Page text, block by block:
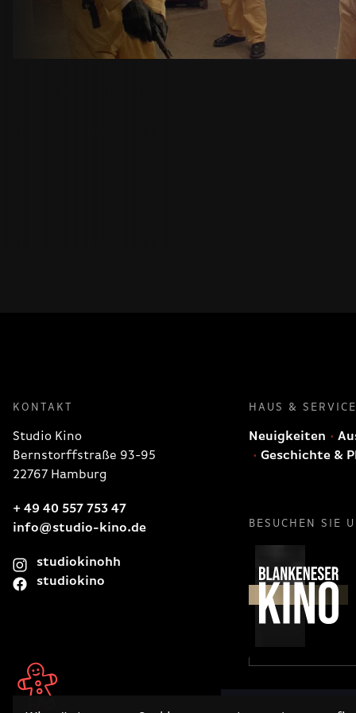
KONTAKT
Studio Kino
Bernstorffstraße 93-95
22767 Hamburg
+ 49 40 557 753 47
info@studio-kino.de
studiokinohh
studiokino
HAUS & SERVICE
Neuigkeiten
Geschichte &
BESUCHEN SIE